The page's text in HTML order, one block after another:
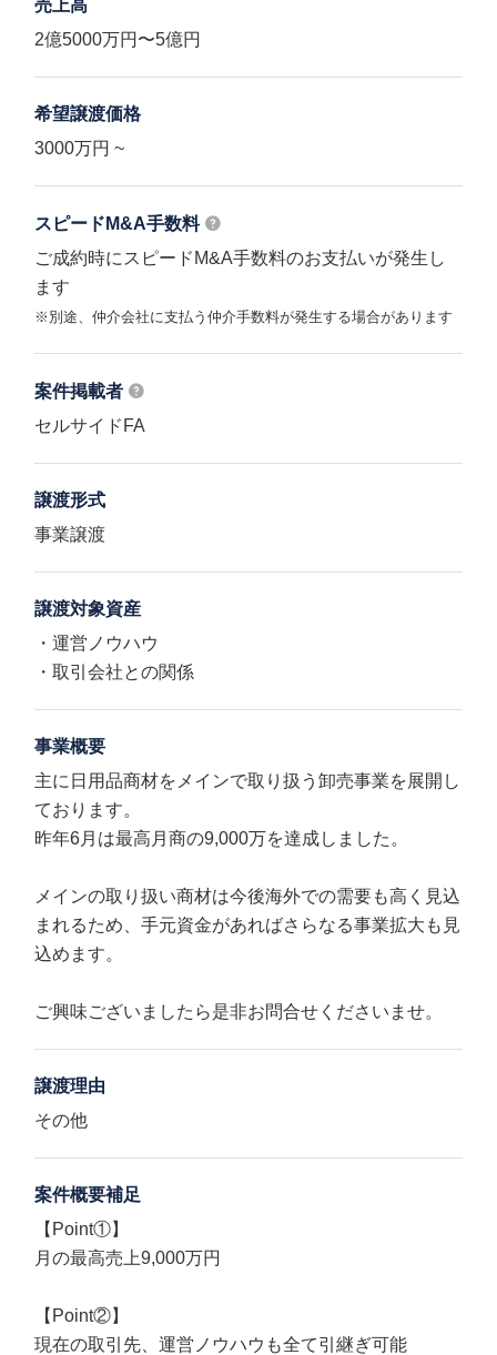
売上高
2億5000万円〜5億円
希望譲渡価格
3000万円 ~
スピードM&A手数料
ご成約時にスピードM&A手数料のお支払いが発生し
ます
※別途、仲介会社に支払う仲介手数料が発生する場合があります
案件掲載者
セルサイドFA
譲渡形式
事業譲渡
譲渡対象資産
・運営ノウハウ
・取引会社との関係
事業概要
主に日用品商材をメインで取り扱う卸売事業を展開し
ております。
昨年6月は最高月商の9,000万を達成しました。
メインの取り扱い商材は今後海外での需要も高く見込
まれるため、手元資金があればさらなる事業拡大も見
込めます。
ご興味ございましたら是非お問合せくださいませ。
譲渡理由
その他
案件概要補足
【Point①】
月の最高売上9,000万円
【Point②】
現在の取引先、運営ノウハウも全て引継ぎ可能